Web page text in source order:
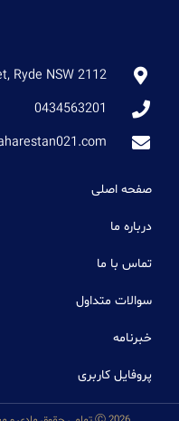
Ryde NSW 2112
0434563201
صفحه اصلی
درباره ما
تماس با ما
سوالات متداول
خبرنامه
پروفایل کاربری